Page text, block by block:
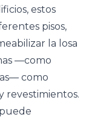
estos
pisos,
la losa
—como
como
revestimientos.